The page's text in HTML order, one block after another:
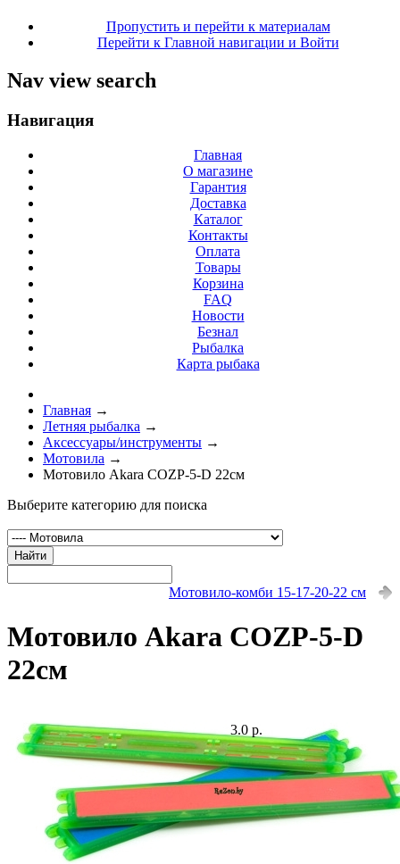
Пропустить и перейти к материалам
Перейти к Главной навигации и Войти
Nav view search
Навигация
Главная
О магазине
Гарантия
Доставка
Каталог
Контакты
Оплата
Товары
Корзина
FAQ
Новости
Безнал
Рыбалка
Карта рыбака
Главная →
Летняя рыбалка →
Аксессуары/инструменты →
Мотовила →
Мотовило Akara COZP-5-D 22см
Выберите категорию для поиска
Найти
Мотовило-комби 15-17-20-22 см
Мотовило Akara COZP-5-D
22см
3.0 р.